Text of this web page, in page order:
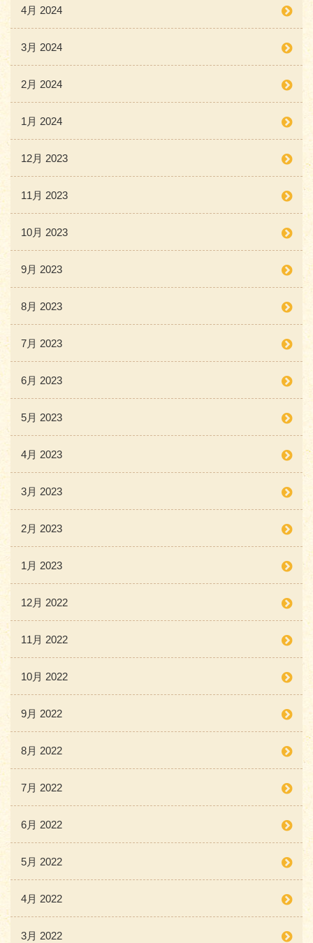
4月 2024
3月 2024
2月 2024
1月 2024
12月 2023
11月 2023
10月 2023
9月 2023
8月 2023
7月 2023
6月 2023
5月 2023
4月 2023
3月 2023
2月 2023
1月 2023
12月 2022
11月 2022
10月 2022
9月 2022
8月 2022
7月 2022
6月 2022
5月 2022
4月 2022
3月 2022